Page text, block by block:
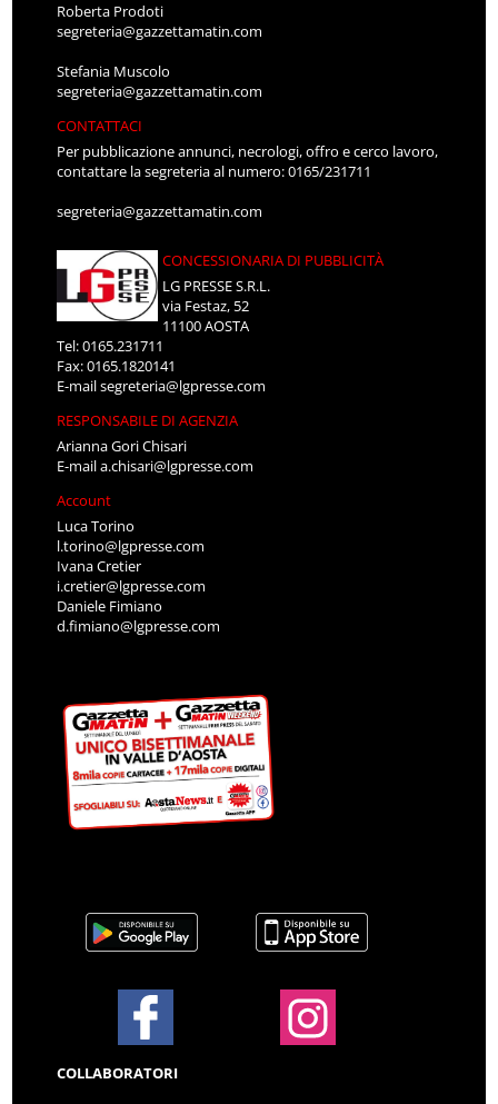
Roberta Prodoti
segreteria@gazzettamatin.com
Stefania Muscolo
segreteria@gazzettamatin.com
CONTATTACI
Per pubblicazione annunci, necrologi, offro e cerco lavoro,
contattare la segreteria al numero: 0165/231711
segreteria@gazzettamatin.com
CONCESSIONARIA DI PUBBLICITÀ
LG PRESSE S.R.L.
via Festaz, 52
11100 AOSTA
Tel: 0165.231711
Fax: 0165.1820141
E-mailsegreteria@lgpresse.com
RESPONSABILE DI AGENZIA
Arianna Gori Chisari
E-maila.chisari@lgpresse.com
Account
Luca Torino
l.torino@lgpresse.com
Ivana Cretier
i.cretier@lgpresse.com
Daniele Fimiano
d.fimiano@lgpresse.com
COLLABORATORI